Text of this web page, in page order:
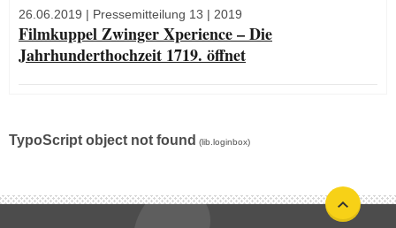
26.06.2019 | Pressemitteilung 13 | 2019
Filmkuppel Zwinger Xperience – Die
Jahrhunderthochzeit 1719. öffnet
TypoScript object not found (lib.loginbox)